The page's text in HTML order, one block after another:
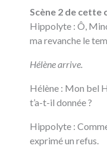
Scène 2 de
Hippolyte : Ô,
ma revanche le
Hélène arrive.
Hélène : Mon bel
t’a-t-il donnée ?
Hippolyte : Comme
exprimé un refus.